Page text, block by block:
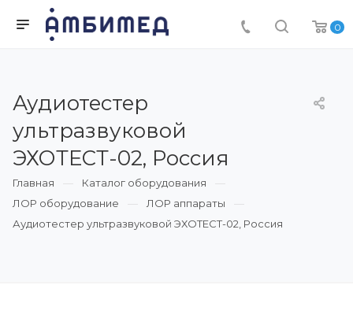
0
Аудиотестер
ультразвуковой
ЭХОТЕСТ-02, Россия
Главная
Каталог оборудования
ЛОР оборудование
ЛОР аппараты
Аудиотестер ультразвуковой ЭХОТЕСТ-02, Россия